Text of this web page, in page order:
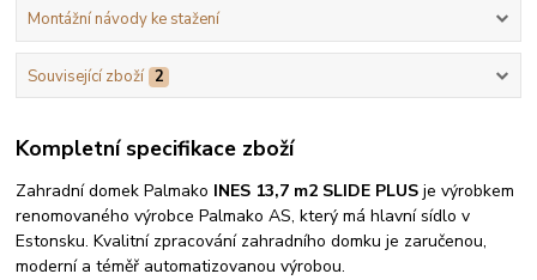
Montážní návody ke stažení
Související zboží 2
Kompletní specifikace zboží
Zahradní domek Palmako INES 13,7 m2 SLIDE PLUSje výrobkem
renomovaného výrobce Palmako AS, který má hlavní sídlo v
Estonsku. Kvalitní zpracování zahradního domku je zaručenou,
moderní a téměř automatizovanou výrobou.